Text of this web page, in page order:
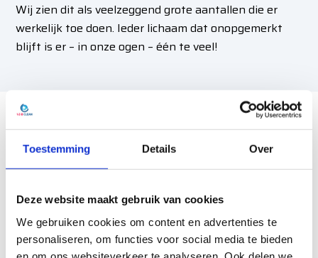
Toestemming Details Over
Deze website maakt gebruik van cookies
We gebruiken cookies om content en advertenties te
personaliseren, om functies voor social media te bieden
Wij zien dit als veelzeggend grote aantallen die er
werkelijk toe doen. Ieder lichaam dat onopgemerkt
blijft is er – in onze ogen – één te veel!
Stankoverlast na overlijden
Voordat wij de ruimte op een professionele manier
Deze stank ontstaat door dat er gassen en
verbindingen ontsnappen bij een lijf dat in staat van
ontbinding is. Waar nodig elimineren wij deze lucht